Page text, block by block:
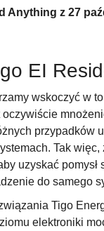
Anything z 27
EI
wskoczyć w
przypadków
Tak
uzyskać
do samego
Tigo
elektroniki